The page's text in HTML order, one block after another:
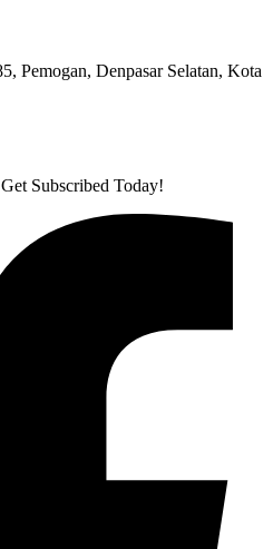
Pemogan, Denpasar Selatan, Kota
Subscribed Today!